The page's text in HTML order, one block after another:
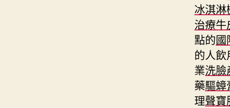
冰淇淋
治療牛
點的國
的人飲
業洗臉
藥驅蟑
理聲寶